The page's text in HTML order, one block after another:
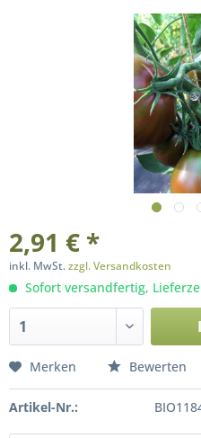
2,91 € *
inkl. MwSt.zzgl. Versandkosten
Sofort versandfertig,
Merken Bewerten
Artikel-Nr.: